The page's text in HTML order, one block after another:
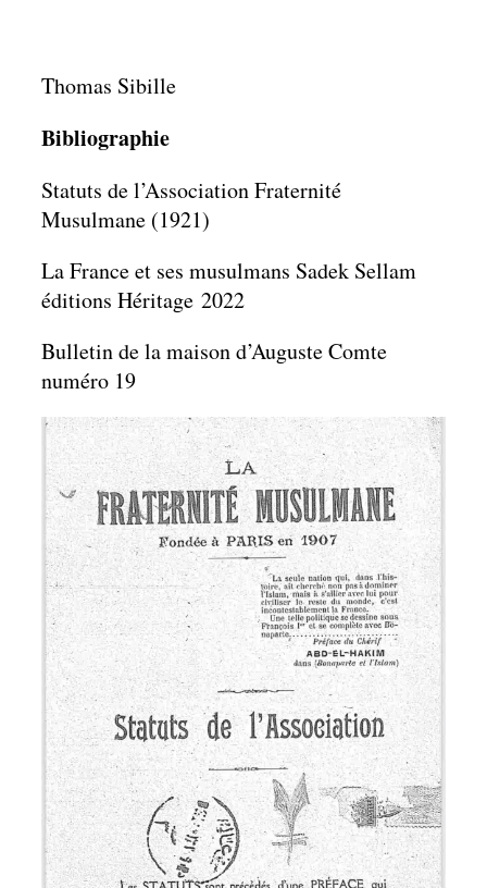
Thomas Sibille
Bibliographie
Statuts de l’Association Fraternité
Musulmane (1921)
La France et ses musulmans Sadek Sellam
éditions Héritage 2022
Bulletin de la maison d’Auguste Comte
numéro 19